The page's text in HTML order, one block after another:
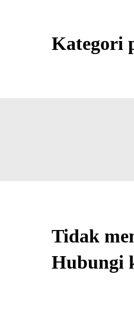
Kategori
Tidak
Hubungi